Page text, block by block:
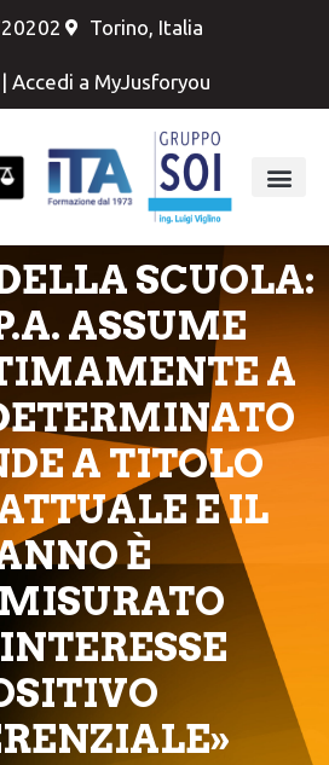
Torino, Italia
| Accedi a MyJusforyou
SCUOLA:
ASSUME
A
A TITOLO
E IL
È